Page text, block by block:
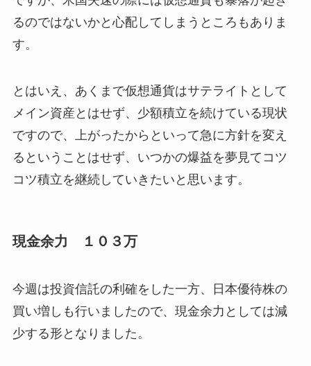
るのではないかと心配してしまうところもありま
す。
とはいえ、あくまで仮想通貨はサテライトとして
メイン資産とはせず、少額積立を続けている現状
ですので、上がったからといって急に方針を変え
るということはせず、いつかの爆益を夢見てコツ
コツ積立を継続していきたいと思います。
現金余力 １０３万
今週は投資信託の利確をした一方、日本優待株の
買い増しも行いましたので、現金余力としては減
少する形となりました。